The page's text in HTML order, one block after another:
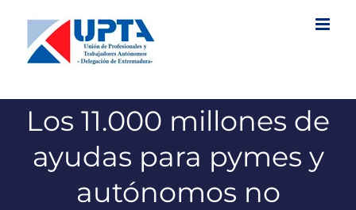
contenido
Los 11.000 millones de
ayudas para pymes y
autónomos no